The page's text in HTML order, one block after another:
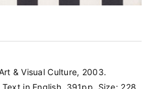
& Visual Culture, 2003.
in English. 391pp. Size: 228